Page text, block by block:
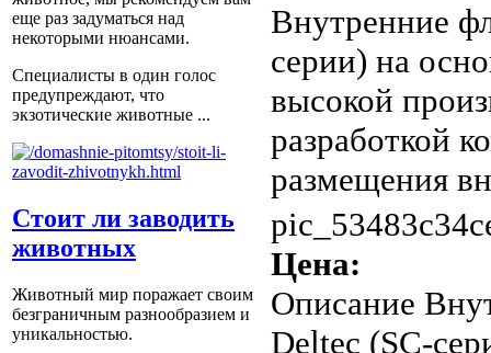
еще раз задуматься над
некоторыми нюансами.
Специалисты в один голос
предупреждают, что
экзотические животные ...
Стоит ли заводить
животных
Животный мир поражает своим
безграничным разнообразием и
уникальностью.
Внутренние
серии) на
высокой
разработкой
размещения
Цена:
Описание
Deltec (SC-